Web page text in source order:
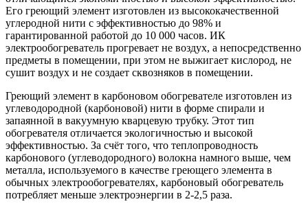
Его греющий элемент изготовлен из высококачественной
углеродной нити с эффективностью до 98% и
гарантированной работой до 10 000 часов. ИК
электрообогреватель прогревает не воздух, а непосредственно
предметы в помещении, при этом не выжигает кислород, не
сушит воздух и не создает сквозняков в помещении.
Греющий элемент в карбоновом обогревателе изготовлен из
углеводородной (карбоновой) нити в форме спирали и
запаянной в вакуумную кварцевую трубку. Этот тип
обогревателя отличается экологичностью и высокой
эффективностью. За счёт того, что теплопроводность
карбонового (углеводородного) волокна намного выше, чем
металла, используемого в качестве греющего элемента в
обычных электрообогревателях, карбоновый обогреватель
потребляет меньше электроэнергии в 2-2,5 раза.